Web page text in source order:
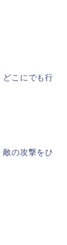
どこにでも行
の攻撃をひ